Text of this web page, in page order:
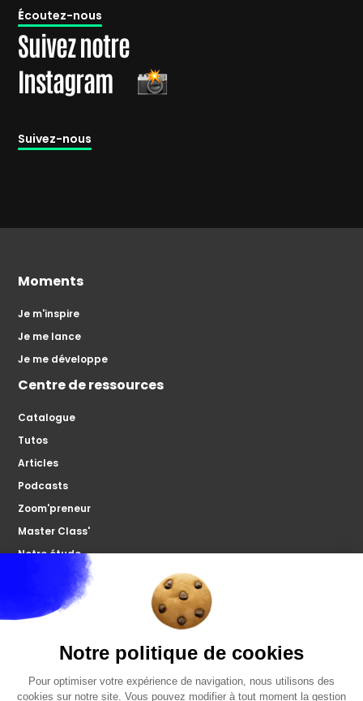
Écoutez-nous
Suivez notre
Instagram
Suivez-nous
Moments
Je m'inspire
Je me lance
Je me développe
Centre de ressources
Catalogue
Tutos
Articles
Podcasts
Zoom'preneur
Master Class'
Notre étude
À propos
Microco
Votre forum
FAQ